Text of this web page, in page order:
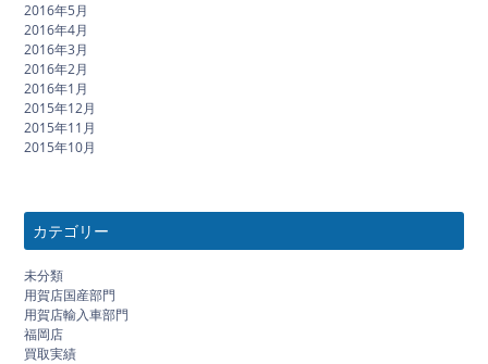
2016年5月
2016年4月
2016年3月
2016年2月
2016年1月
2015年12月
2015年11月
2015年10月
カテゴリー
未分類
用賀店国産部門
用賀店輸入車部門
福岡店
買取実績